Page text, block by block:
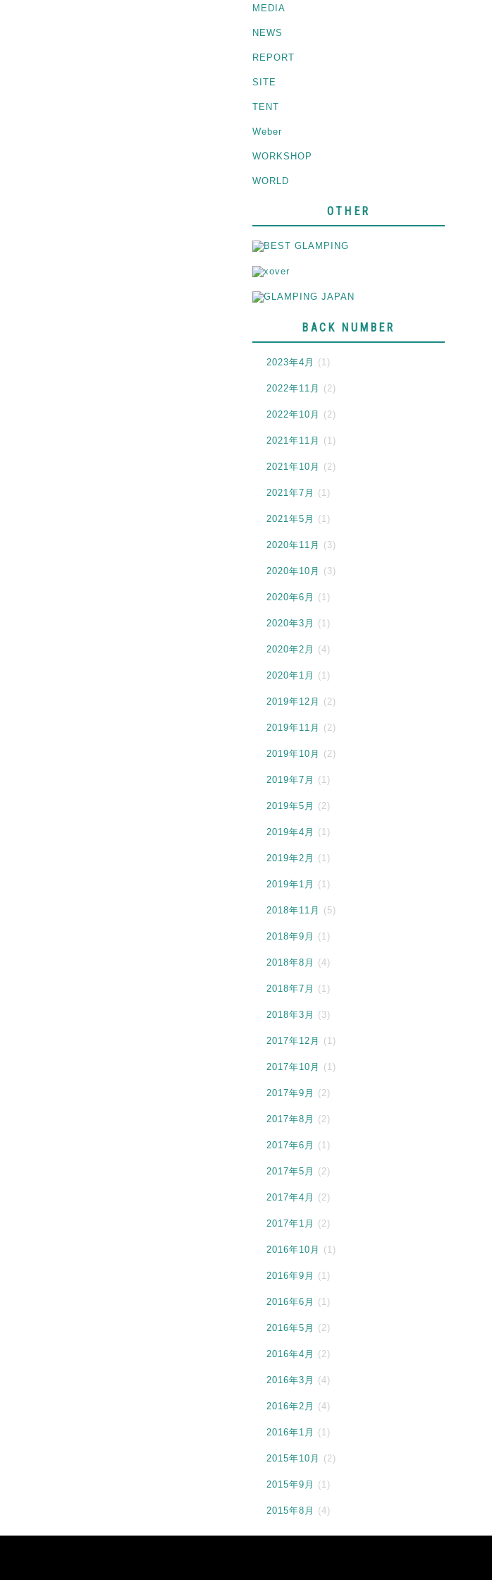
MEDIA
NEWS
REPORT
SITE
TENT
Weber
WORKSHOP
WORLD
OTHER
BACK NUMBER
2023年4月 (1)
2022年11月 (2)
2022年10月 (2)
2021年11月 (1)
2021年10月 (2)
2021年7月 (1)
2021年5月 (1)
2020年11月 (3)
2020年10月 (3)
2020年6月 (1)
2020年3月 (1)
2020年2月 (4)
2020年1月 (1)
2019年12月 (2)
2019年11月 (2)
2019年10月 (2)
2019年7月 (1)
2019年5月 (2)
2019年4月 (1)
2019年2月 (1)
2019年1月 (1)
2018年11月 (5)
2018年9月 (1)
2018年8月 (4)
2018年7月 (1)
2018年3月 (3)
2017年12月 (1)
2017年10月 (1)
2017年9月 (2)
2017年8月 (2)
2017年6月 (1)
2017年5月 (2)
2017年4月 (2)
2017年1月 (2)
2016年10月 (1)
2016年9月 (1)
2016年6月 (1)
2016年5月 (2)
2016年4月 (2)
2016年3月 (4)
2016年2月 (4)
2016年1月 (1)
2015年10月 (2)
2015年9月 (1)
2015年8月 (4)